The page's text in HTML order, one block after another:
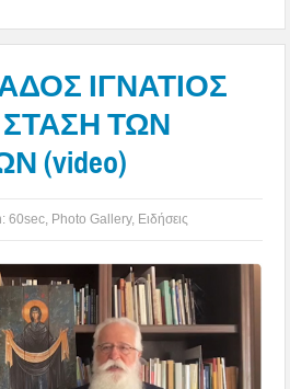
ΙΓΝΑΤΙΟΣ
ΣΤΑΣΗ ΤΩΝ
(video)
60sec Photo Gallery, Ειδήσεις